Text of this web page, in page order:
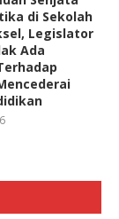
di Sekolah
Legislator
Ada